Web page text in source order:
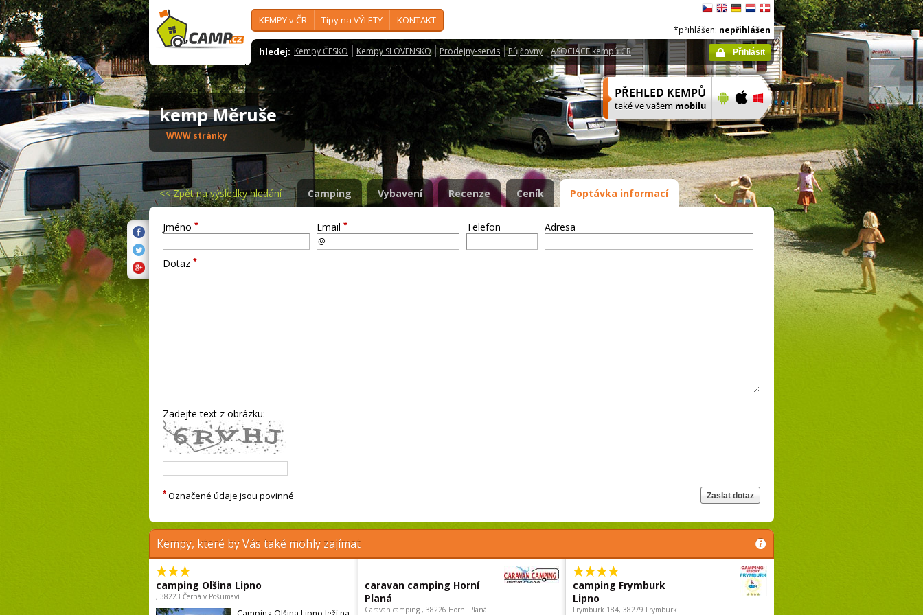
KEMPY v ČR Tipy na VÝLETY KONTAKT
hledej: Kempy ČESKO Kempy SLOVENSKO Prodejny-servis Půjčovny ASOCIACE kempů ČR
*přihlášen: nepřihlášen
Přihlásit
kemp Měruše
WWW stránky
<<Zpět na výsledky hledání Camping Vybavení Recenze Ceník Poptávka informací
Jméno * Email * Telefon Adresa
Dotaz *
Zadejte text z obrázku:
* Označené údaje jsou povinné
Kempy, které by Vás také mohly zajímat
camping Olšina Lipno
, 38223 Černá v Pošumaví
caravan camping Horní
Planá
Caravan camping , 38226 Horní Planá
camping Frymburk
Lipno
Frymburk 184, 38279 Frymburk